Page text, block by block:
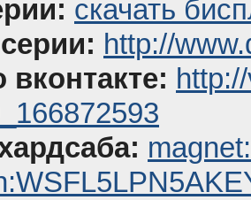
скачать
http://